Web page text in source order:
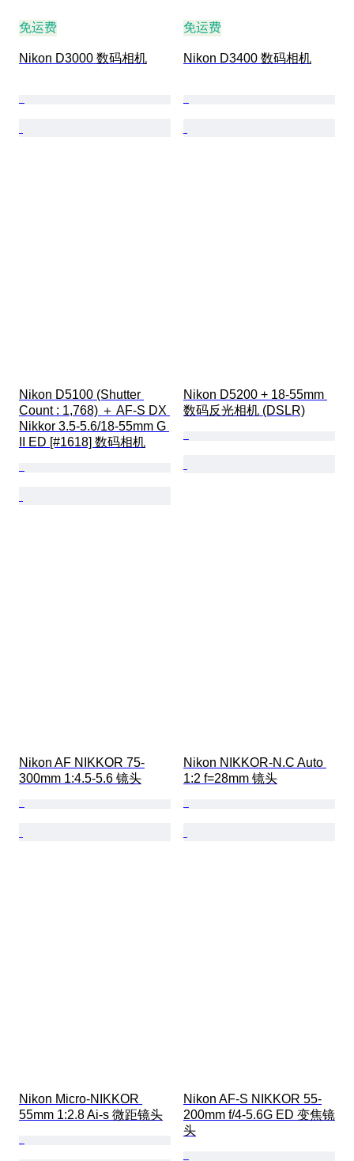
免运费
Nikon D3000 数码相机
免运费
Nikon D3400 数码相机
Nikon D5100 (Shutter
Count : 1,768) ＋ AF-S DX
Nikkor 3.5-5.6/18-55mm G
II ED [#1618] 数码相机
Nikon D5200 + 18-55mm
数码反光相机 (DSLR)
Nikon AF NIKKOR 75-
300mm 1:4.5-5.6 镜头
Nikon NIKKOR-N.C Auto
1:2 f=28mm 镜头
Nikon Micro-NIKKOR
55mm 1:2.8 Ai-s 微距镜头
Nikon AF-S NIKKOR 55-
200mm f/4-5.6G ED 变焦镜
头